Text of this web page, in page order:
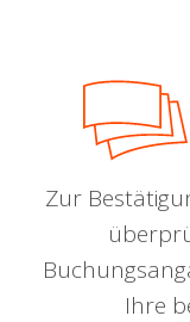
Zur
Ihre